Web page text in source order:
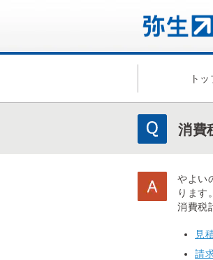
ト
消費
やよい
ります。
消費税
見
請